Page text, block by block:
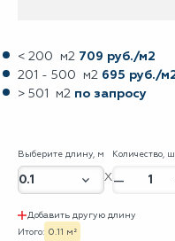
< 200 м2 709 руб./м2
201 - 500 м2 695 руб./
> 501 м2 по запросу
Выберите длину, м Количество,
–
Добавить другую длину
Итого: 0.11 м²